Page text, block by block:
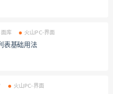
库 火山PC-界面
表基础用法
火山PC-界面